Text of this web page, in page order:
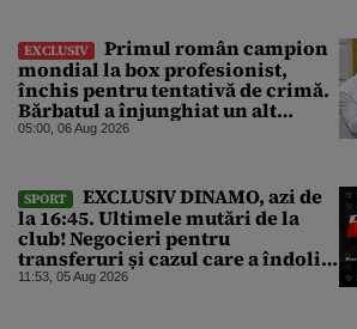
EXCLUSIV
Primul român campion
mondial la box profesionist,
închis pentru tentativă de crimă.
Bărbatul a înjunghiat un alt
interlop periculos
05:00, 06 Aug 2026
SPORT
EXCLUSIV DINAMO, azi de
la 16:45. Ultimele mutări de la
club! Negocieri pentru
transferuri și cazul care a îndoliat
Dinamo
11:53, 05 Aug 2026